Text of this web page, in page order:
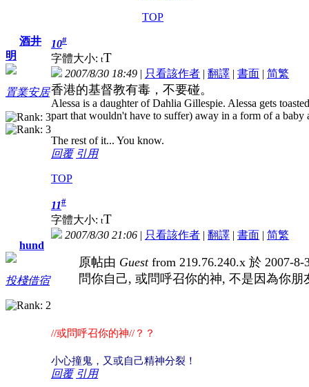
TOP
酒井
明
置業安居
10#
字體大小: tT
2007/8/30 18:49 | 只看該作者 | 翻譯 | 書面 | 简繁
香港的基督教有毒，不要碰。
Alessa is a daughter of Dahlia Gillespie. Alessa gets
part that wouldn't have to suffer) away in a form of a
The rest of it... You know.
回覆 引用
TOP
hund
投棧借宿
11#
字體大小: tT
2007/8/30 21:06 | 只看該作者 | 翻譯 | 書面 | 简繁
原帖由 Guestfrom 219.76.240.x 於 2007-
問你自己, 或問呼召你的神, 不是因為你朋
//或問呼召你的神//？？
小心撞鬼，又或自己精神分裂！
回覆 引用